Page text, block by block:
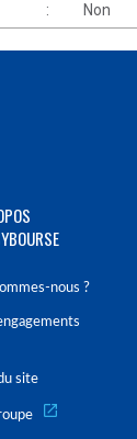
: Non
nous ?
site